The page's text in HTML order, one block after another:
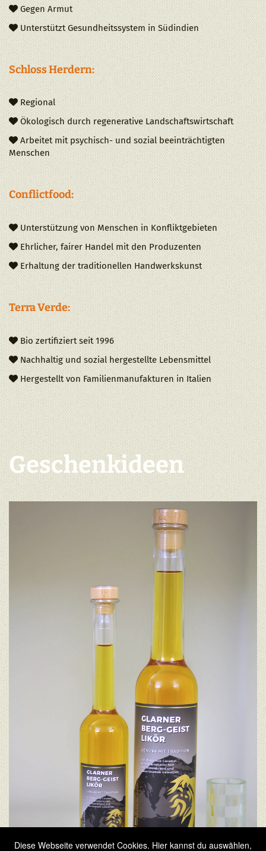
Gegen Armut
Unterstützt Gesundheitssystem in Südindien
Schloss Herdern:
Regional
Ökologisch durch regenerative Landschaftswirtschaft
Arbeitet mit psychisch- und sozial beeinträchtigten
Menschen
Conflictfood:
Unterstützung von Menschen in Konfliktgebieten
Ehrlicher, fairer Handel mit den Produzenten
Erhaltung der traditionellen Handwerkskunst
Terra Verde:
Bio zertifiziert seit 1996
Nachhaltig und sozial hergestellte Lebensmittel
Hergestellt von Familienmanufakturen in Italien
Geschenkideen
Diese Webseite verwendet Cookies. Hier kannst du auswählen,